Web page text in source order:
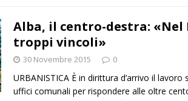
Alba, il centro-destra: «Nel
troppi vincoli»
30 Novembre 2015 0
URBANISTICA È in dirittura d’arrivo il lavoro
uffici comunali per rispondere alle oltre